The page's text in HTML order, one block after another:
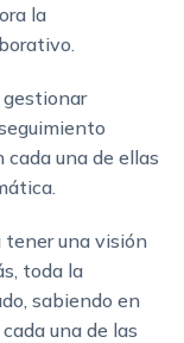
la
una de ellas
tener una visión
toda la
sabiendo en
una de las